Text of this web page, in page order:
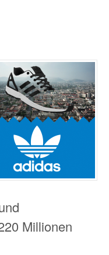
Millionen